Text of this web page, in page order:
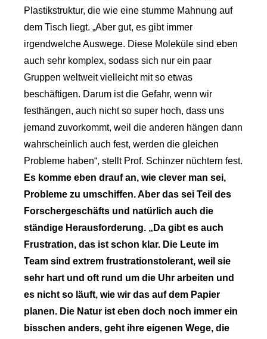
Plastikstruktur, die wie eine stumme Mahnung auf
dem Tisch liegt. „Aber gut, es gibt immer
irgendwelche Auswege. Diese Moleküle sind eben
auch sehr komplex, sodass sich nur ein paar
Gruppen weltweit vielleicht mit so etwas
beschäftigen. Darum ist die Gefahr, wenn wir
festhängen, auch nicht so super hoch, dass uns
jemand zuvorkommt, weil die anderen hängen dann
wahrscheinlich auch fest, werden die gleichen
Probleme haben“, stellt Prof. Schinzer nüchtern fest.
Es komme eben drauf an, wie clever man sei,
Probleme zu umschiffen. Aber das sei Teil des
Forschergeschäfts und natürlich auch die
ständige Herausforderung. „Da gibt es auch
Frustration, das ist schon klar. Die Leute im
Team sind extrem frustrationstolerant, weil sie
sehr hart und oft rund um die Uhr arbeiten und
es nicht so läuft, wie wir das auf dem Papier
planen. Die Natur ist eben doch noch immer ein
bisschen anders, geht ihre eigenen Wege, die